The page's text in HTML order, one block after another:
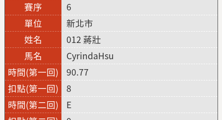
6
新北市
012 蔣壯
CyrindaHsu
90.77
8
E